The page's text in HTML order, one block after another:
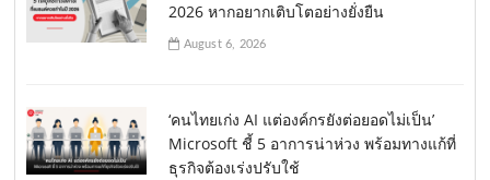
2026 หากอยากเติบโตอย่างยั่งยืน
August 6, 2026
‘คนไทยเก่ง AI แต่องค์กรยังต่อยอดไม่เป็น’
Microsoft ชี้ 5 อาการน่าห่วง พร้อมทางแก้ที่
ธุรกิจต้องเร่งปรับใช้